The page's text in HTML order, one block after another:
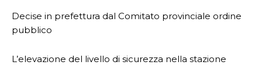
Decise in prefettura dal Comitato provinciale ordine
pubblico
L’elevazione del livello di sicurezza nella stazione